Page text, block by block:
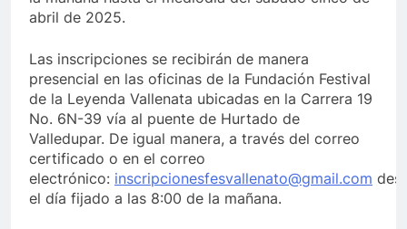
abril de 2025.
Las inscripciones se recibirán de manera
presencial en las oficinas de la Fundación Festival
de la Leyenda Vallenata ubicadas en la Carrera 19
No. 6N-39 vía al puente de Hurtado de
Valledupar. De igual manera, a través del correo
certificado o en el correo
electrónico: inscripcionesfesvallenato@gmail.com
el día fijado a las 8:00 de la mañana.